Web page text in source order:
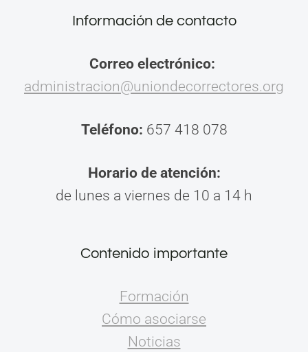
Información de contacto
Correo electrónico:
administracion@uniondecorrectores.org
Teléfono: 657 418 078
Horario de atención:
de lunes a viernes de 10 a 14 h
Contenido importante
Formación
Cómo asociarse
Noticias